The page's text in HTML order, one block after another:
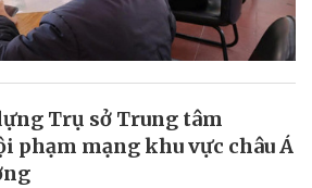
Trụ sở Trung tâm
phạm mạng khu vực châu Á